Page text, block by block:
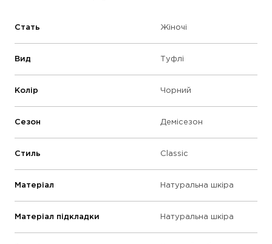
Стать Жіночі
Вид Туфлі
Колір Чорний
Сезон Демісезон
Стиль Classic
Матеріал Натуральна шкіра
Матеріал підкладки Натуральна шкіра